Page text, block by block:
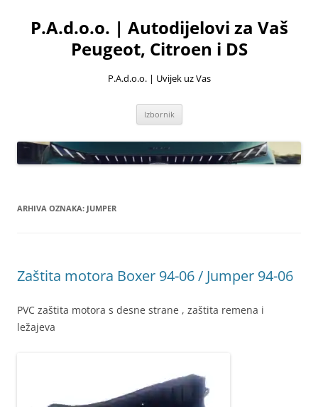
sadržaja
P.A.d.o.o. | Autodijelovi za Vaš
Peugeot, Citroen i DS
P.A.d.o.o. | Uvijek uz Vas
Izbornik
ARHIVA OZNAKA: JUMPER
Zaštita motora Boxer 94-06 / Jumper 94-06
PVC zaštita motora s desne strane , zaštita remena i
ležajeva